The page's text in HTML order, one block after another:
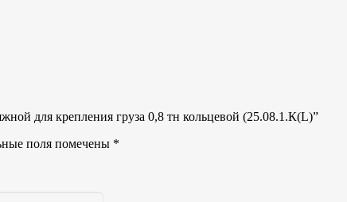
для крепления груза 0,8 тн кольцевой (25.08.1.К(L)”
поля помечены *